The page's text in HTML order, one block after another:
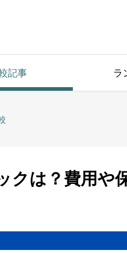
記事 ラ
クは？費用や